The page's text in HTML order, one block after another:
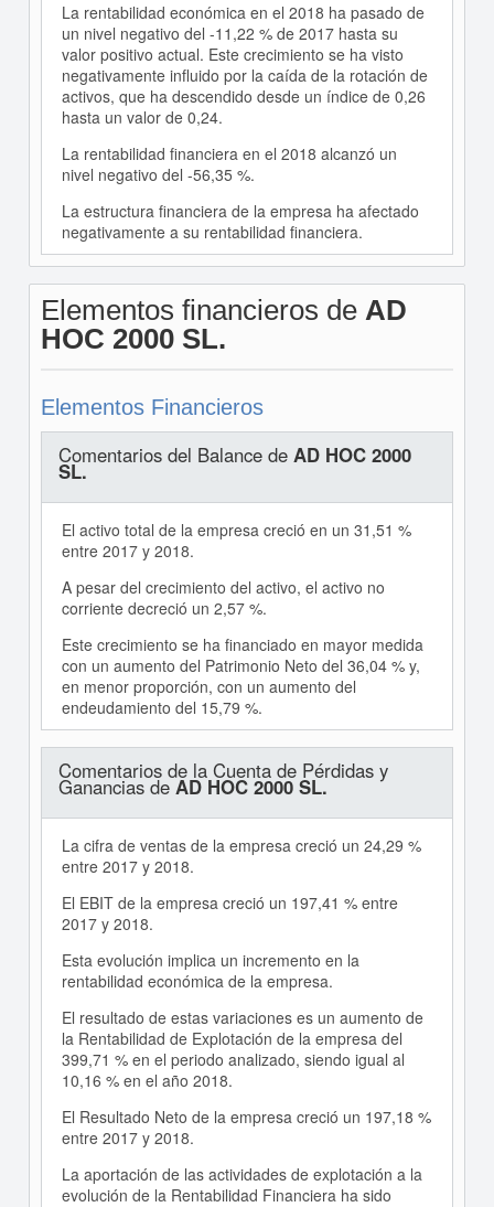
La rentabilidad económica en el 2018 ha pasado de
un nivel negativo del -11,22 % de 2017 hasta su
valor positivo actual. Este crecimiento se ha visto
negativamente influido por la caída de la rotación de
activos, que ha descendido desde un índice de 0,26
hasta un valor de 0,24.
La rentabilidad financiera en el 2018 alcanzó un
nivel negativo del -56,35 %.
La estructura financiera de la empresa ha afectado
negativamente a su rentabilidad financiera.
Elementos financieros de AD
HOC 2000 SL.
Elementos Financieros
Comentarios del Balance de AD HOC 2000
SL.
El activo total de la empresa creció en un 31,51 %
entre 2017 y 2018.
A pesar del crecimiento del activo, el activo no
corriente decreció un 2,57 %.
Este crecimiento se ha financiado en mayor medida
con un aumento del Patrimonio Neto del 36,04 % y,
en menor proporción, con un aumento del
endeudamiento del 15,79 %.
Comentarios de la Cuenta de Pérdidas y
Ganancias deAD HOC 2000 SL.
La cifra de ventas de la empresa creció un 24,29 %
entre 2017 y 2018.
El EBIT de la empresa creció un 197,41 % entre
2017 y 2018.
Esta evolución implica un incremento en la
rentabilidad económica de la empresa.
El resultado de estas variaciones es un aumento de
la Rentabilidad de Explotación de la empresa del
399,71 % en el periodo analizado, siendo igual al
10,16 % en el año 2018.
El Resultado Neto de la empresa creció un 197,18 %
entre 2017 y 2018.
La aportación de las actividades de explotación a la
evolución de la Rentabilidad Financiera ha sido